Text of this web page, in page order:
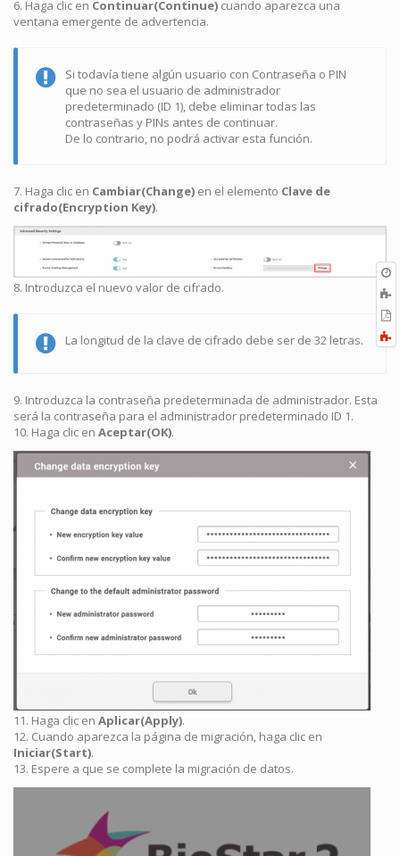
6. Haga clic en Continuar(Continue) cuando aparezca una
ventana emergente de advertencia.
Si todavía tiene algún usuario con Contraseña o PIN
que no sea el usuario de administrador
predeterminado (ID 1), debe eliminar todas las
contraseñas y PINs antes de continuar.
De lo contrario, no podrá activar esta función.
7. Haga clic en Cambiar(Change) en el elemento Clave de
cifrado(Encryption Key).
8. Introduzca el nuevo valor de cifrado.
La longitud de la clave de cifrado debe ser de 32 letras.
9. Introduzca la contraseña predeterminada de administrador. Esta
será la contraseña para el administrador predeterminado ID 1.
10. Haga clic en Aceptar(OK).
11. Haga clic en Aplicar(Apply).
12. Cuando aparezca la página de migración, haga clic en
Iniciar(Start).
13. Espere a que se complete la migración de datos.